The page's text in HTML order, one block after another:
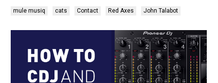
mule musiq cats Contact Red Axes John Talabot